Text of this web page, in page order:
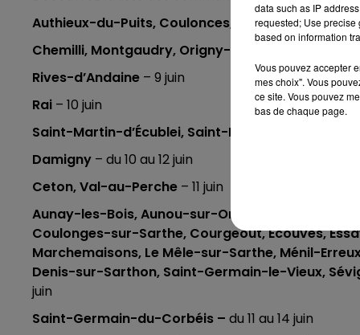
Authieux-du-Puits, Coulonces, Tourouvre-au-
Chemilli, Montgaudry, Origny-le-Roux, Suré
Rives-d’Andaine – 9 juin
Rai – 10 juin
Saint-Martin-d’Écublei, Saint-Nicolas-de-
Damigny – du 10 au 12 juin
Ceton, Val-au-Perche – 11 juin
Aunay-les-Bois, Aunou-sur-Orne, Boitron,
Coulonges-sur-Sarthe, Courgeoût, Ecouves,
Marchemaisons, Le Mêle-sur-Sarthe, Ménil-
Denis-sur-Sarthon, Saint-Germain-le-Vieux,
juin
Saint-Germain-du-Corbéis – du 11 au 14 juin
data such as IP
requested; Use precise
based on information
Vous pouvez accepter
mes choix". Vous
ce site. Vous pouvez
bas de chaque page.